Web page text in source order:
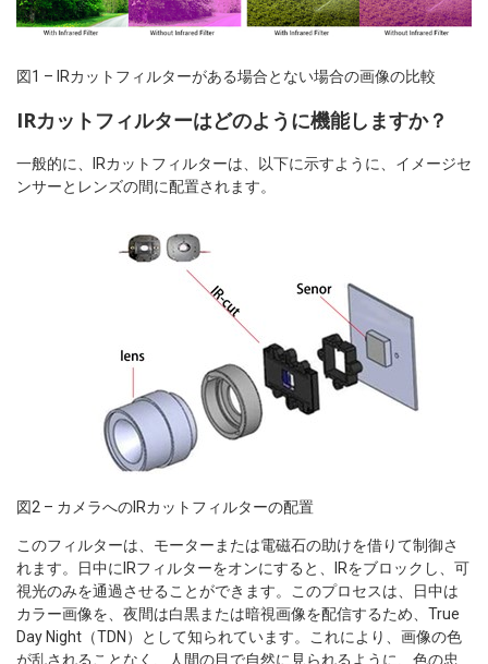
図1 – IRカットフィルターがある場合とない場合の画像の比較
IRカットフィルターはどのように機能しますか？
一般的に、IRカットフィルターは、以下に示すように、イメージセ
ンサーとレンズの間に配置されます。
図2 – カメラへのIRカットフィルターの配置
このフィルターは、モーターまたは電磁石の助けを借りて制御さ
れます。日中にIRフィルターをオンにすると、IRをブロックし、可
視光のみを通過させることができます。このプロセスは、日中は
カラー画像を、夜間は白黒または暗視画像を配信するため、True
Day Night（TDN）として知られています。これにより、画像の色
が乱されることなく、人間の目で自然に見られるように、色の忠